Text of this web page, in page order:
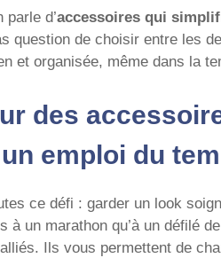
parle d’accessoires qui
question de choisir entre les
et organisée, même dans la
des
emploi du
ce défi : garder un look
à un marathon qu’à un défilé
Ils vous permettent de